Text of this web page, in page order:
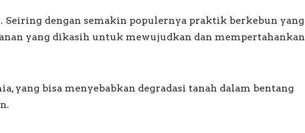
Seiring dengan semakin populernya praktik berkebun yang
yang dikasih untuk mewujudkan dan mempertahankan
yang bisa menyebabkan degradasi tanah dalam bentang